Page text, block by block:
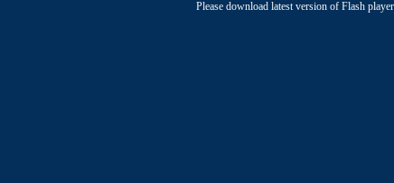
Please download latest version of Flash player